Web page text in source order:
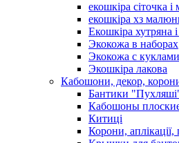
екошкіра сіточка
екошкіра хз
Екошкіра хутряна
Экокожа в наборах
Экокожа с
Экошкiра лакова
Кабошони, декор,
Бантики
Кабошоны
Китиці
Корони, аплікації,